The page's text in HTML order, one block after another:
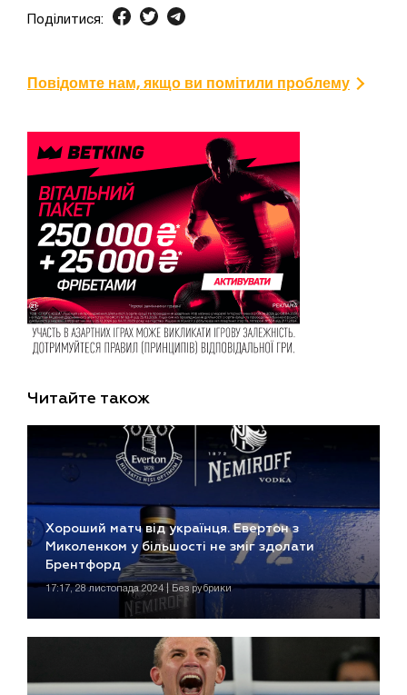
Поділитися:
Повідомте нам, якщо ви помітили проблему
Читайте також
Хороший матч від українця. Евертон з
Миколенком у більшості не зміг здолати
Брентфорд
17:17, 28 листопада 2024 | Без рубрики